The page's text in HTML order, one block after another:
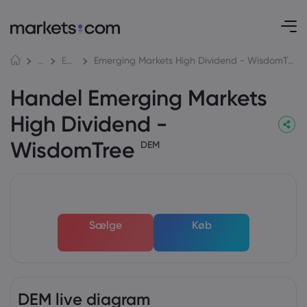
Markeder
ETF'er Emerging Markets High Dividend - WisdomTree
Handel Emerging Markets
High Dividend -
WisdomTree DEM
Sælge Køb
DEM live diagram